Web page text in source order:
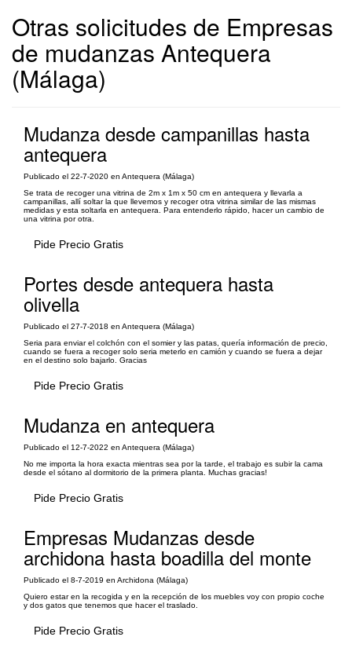
Otras solicitudes de Empresas
de mudanzas Antequera
(Málaga)
Mudanza desde campanillas hasta
antequera
Publicado el 22-7-2020 en Antequera (Málaga)
Se trata de recoger una vitrina de 2m x 1m x 50 cm en antequera y llevarla a
campanillas, allí soltar la que llevemos y recoger otra vitrina similar de las mismas
medidas y esta soltarla en antequera. Para entenderlo rápido, hacer un cambio de
una vitrina por otra.
Pide Precio Gratis
Portes desde antequera hasta
olivella
Publicado el 27-7-2018 en Antequera (Málaga)
Seria para enviar el colchón con el somier y las patas, quería información de precio,
cuando se fuera a recoger solo seria meterlo en camión y cuando se fuera a dejar
en el destino solo bajarlo. Gracias
Pide Precio Gratis
Mudanza en antequera
Publicado el 12-7-2022 en Antequera (Málaga)
No me importa la hora exacta mientras sea por la tarde, el trabajo es subir la cama
desde el sótano al dormitorio de la primera planta. Muchas gracias!
Pide Precio Gratis
Empresas Mudanzas desde
archidona hasta boadilla del monte
Publicado el 8-7-2019 en Archidona (Málaga)
Quiero estar en la recogida y en la recepción de los muebles voy con propio coche
y dos gatos que tenemos que hacer el traslado.
Pide Precio Gratis